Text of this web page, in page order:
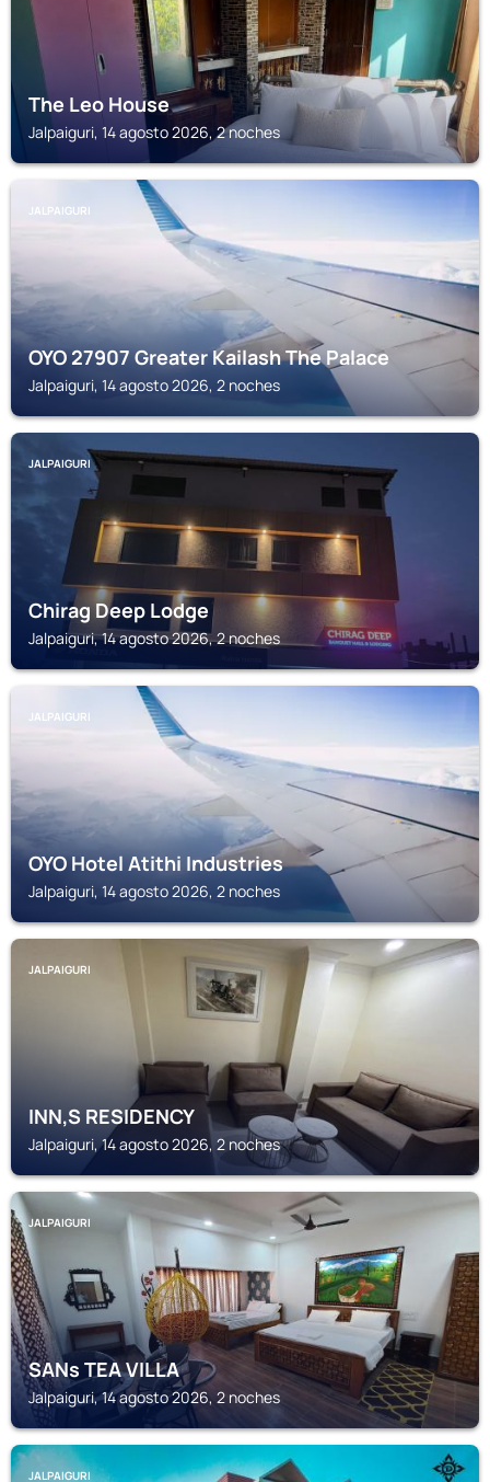
The Leo House
Jalpaiguri, 14 agosto 2026, 2 noches
JALPAIGURI
OYO 27907 Greater Kailash The Palace
Jalpaiguri, 14 agosto 2026, 2 noches
JALPAIGURI
Chirag Deep Lodge
Jalpaiguri, 14 agosto 2026, 2 noches
JALPAIGURI
OYO Hotel Atithi Industries
Jalpaiguri, 14 agosto 2026, 2 noches
JALPAIGURI
INN,S RESIDENCY
Jalpaiguri, 14 agosto 2026, 2 noches
JALPAIGURI
SANs TEA VILLA
Jalpaiguri, 14 agosto 2026, 2 noches
JALPAIGURI